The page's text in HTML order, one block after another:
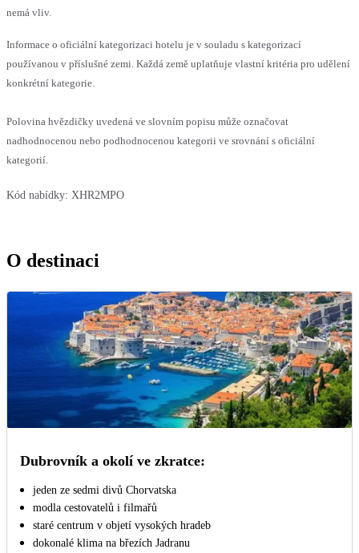
nemá vliv.
Informace o oficiální kategorizaci hotelu je v souladu s kategorizací
používanou v příslušné zemi. Každá země uplatňuje vlastní kritéria pro udělení
konkrétní kategorie.
Polovina hvězdičky uvedená ve slovním popisu může označovat
nadhodnocenou nebo podhodnocenou kategorii ve srovnání s oficiální
kategorií.
Kód nabídky: XHR2MPO
O destinaci
Dubrovník a okolí ve zkratce:
jeden ze sedmi divů Chorvatska
modla cestovatelů i filmařů
staré centrum v objetí vysokých hradeb
dokonalé klima na březích Jadranu